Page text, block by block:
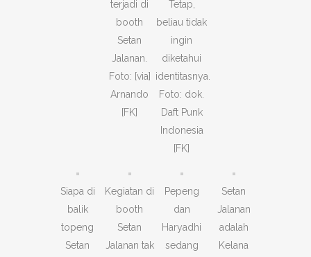
terjadi di
booth
Setan
Jalanan.
Foto: [via]
Arnando
[FK]
Tetap,
beliau tidak
ingin
diketahui
identitasnya.
Foto: dok.
Daft Punk
Indonesia
[FK]
Siapa di
balik
topeng
Setan
Kegiatan di
booth
Setan
Jalanan tak
Pepeng
dan
Haryadhi
sedang
Setan
Jalanan
adalah
Kelana